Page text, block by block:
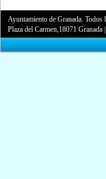
Ayuntamiento de Granada. Todos
Plaza del Carmen,18071 Granada